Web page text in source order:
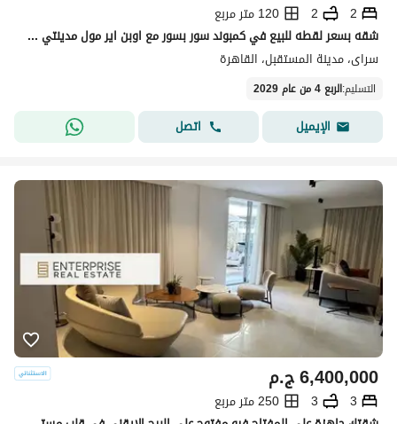
2
2
120 متر مربع
شقه بسعر لقطه للبيع في كمبوند سور بسور مع اوبن اير مول مدينتي وعلي طريق السويس مباشره
سراى، مدينة المستقبل، القاهرة
التسليم:الربع 4 من عام 2029
الإيميل اتصل
ج.م6,400,000
3
3
250 متر مربع